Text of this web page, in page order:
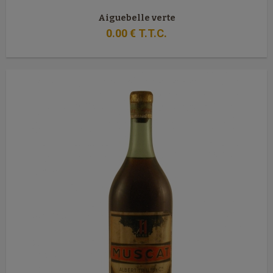
Aiguebelle verte
0.00€ T.T.C.